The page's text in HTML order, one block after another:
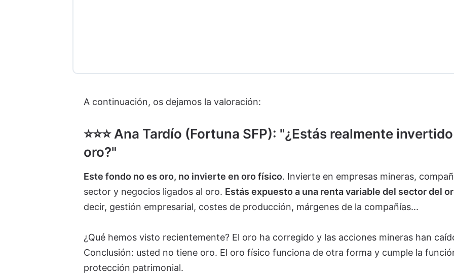
A continuación, os dejamos la valoración:
⭐️⭐️⭐️ Ana Tardío (Fortuna SFP): "¿Estás realmente
oro?"
Este fondo no es oro, no invierte en oro físico. Invierte en empresas mineras,
sector y negocios ligados al oro. Estás expuesto a una renta variable del sector del
decir, gestión empresarial, costes de producción, márgenes de la compañías...
¿Qué hemos visto recientemente? El oro ha corregido y las acciones mineras han
Conclusión: usted no tiene oro. El oro físico funciona de otra forma y cumple la
protección patrimonial.